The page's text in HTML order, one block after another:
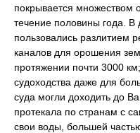
покрывается множеством
течение половины года.
пользовались разлитием
каналов для орошения
протяжении почти 3000
судоходства даже для
суда могли доходить до
протекала по странам с
свои воды, большей